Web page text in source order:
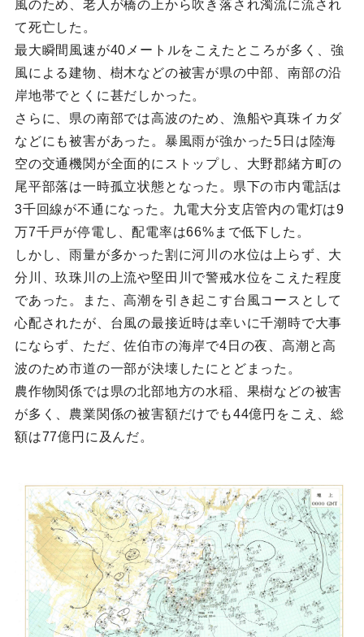
風のため、老人が橋の上から吹き落され濁流に流され
て死亡した。
最大瞬間風速が40メートルをこえたところが多く、強
風による建物、樹木などの被害が県の中部、南部の沿
岸地帯でとくに甚だしかった。
さらに、県の南部では高波のため、漁船や真珠イカダ
などにも被害があった。暴風雨が強かった5日は陸海
空の交通機関が全面的にストップし、大野郡緒方町の
尾平部落は一時孤立状態となった。県下の市内電話は
3千回線が不通になった。九電大分支店管内の電灯は9
万7千戸が停電し、配電率は66%まで低下した。
しかし、雨量が多かった割に河川の水位は上らず、大
分川、玖珠川の上流や堅田川で警戒水位をこえた程度
であった。また、高潮を引き起こす台風コースとして
心配されたが、台風の最接近時は幸いに千潮時で大事
にならず、ただ、佐伯市の海岸で4日の夜、高潮と高
波のため市道の一部が決壊したにとどまった。
農作物関係では県の北部地方の水稲、果樹などの被害
が多く、農業関係の被害額だけでも44億円をこえ、総
額は77億円に及んだ。